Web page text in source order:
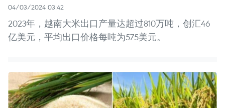
04/03/2024 03:42
2023年，越南大米出口产量达超过810万吨，创汇46
亿美元，平均出口价格每吨为575美元。